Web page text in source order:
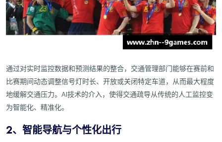
通过对实时监控数据和预测结果的整合，交通管理部门能够在赛前和
比赛期间动态调整信号灯时长、开放或关闭特定车道，从而最大程度
地缓解交通压力。AI技术的介入，使得交通疏导从传统的人工监控变
为智能化、精准化。
2、智能导航与个性化出行